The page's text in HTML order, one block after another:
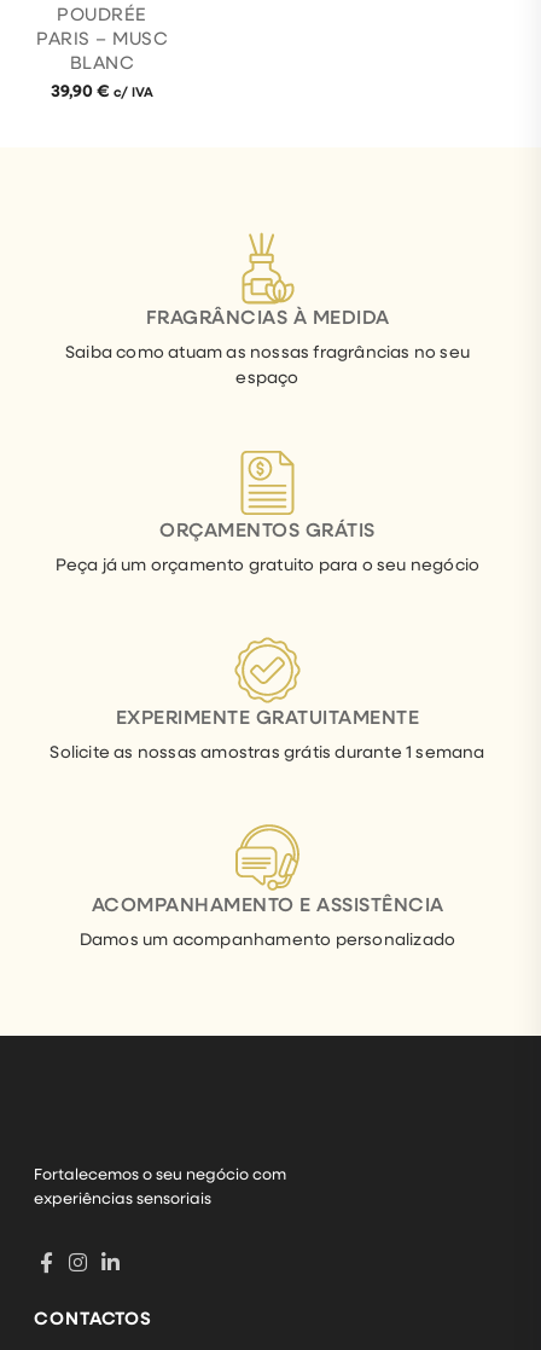
POUDRÉE
PARIS – MUSC
BLANC
39,90€ c/ IVA
FRAGRÂNCIAS À MEDIDA
Saiba como atuam as nossas fragrâncias no seu
espaço
ORÇAMENTOS GRÁTIS
Peça já um orçamento gratuito para o seu negócio
EXPERIMENTE GRATUITAMENTE
Solicite as nossas amostras grátis durante 1 semana
ACOMPANHAMENTO E ASSISTÊNCIA
Damos um acompanhamento personalizado
Fortalecemos o seu negócio com
experiências sensoriais
CONTACTOS